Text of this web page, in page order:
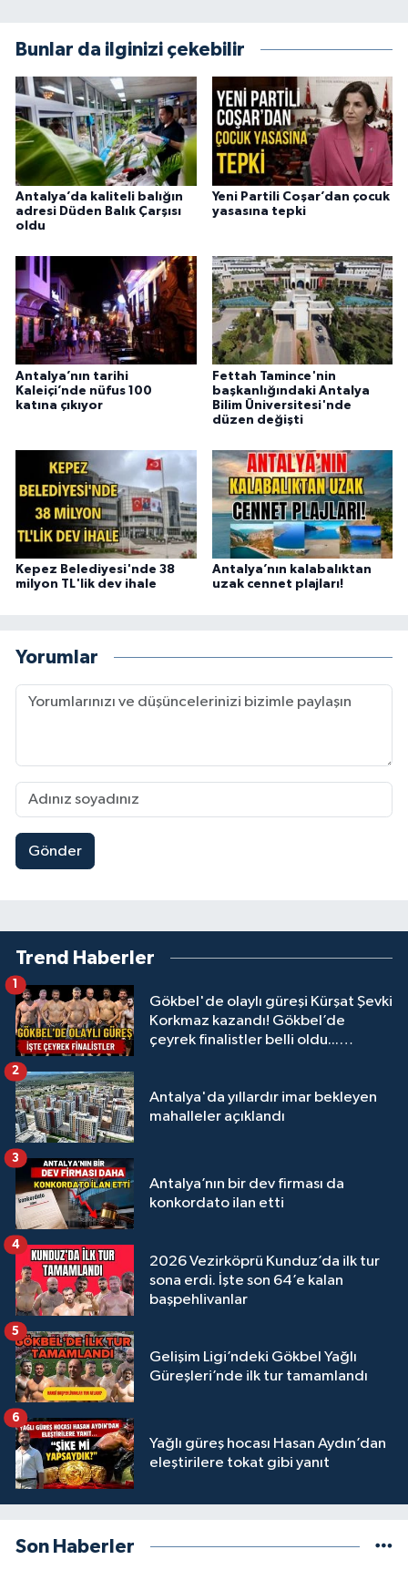
Bunlar da ilginizi çekebilir
Antalya’da kaliteli balığın
adresi Düden Balık Çarşısı
oldu
Yeni Partili Coşar’dan çocuk
yasasına tepki
Antalya’nın tarihi
Kaleiçi’nde nüfus 100
katına çıkıyor
Fettah Tamince'nin
başkanlığındaki Antalya
Bilim Üniversitesi'nde
düzen değişti
Kepez Belediyesi'nde 38
milyon TL'lik dev ihale
Antalya’nın kalabalıktan
uzak cennet plajları!
Yorumlar
Gönder
Trend Haberler
Gökbel'de olaylı güreşi Kürşat Şevki
Korkmaz kazandı! Gökbel’de
çeyrek finalistler belli oldu...
Antalya'da yıllardır imar bekleyen
mahalleler açıklandı
2
Antalya’nın bir dev firması da
konkordato ilan etti
3
2026 Vezirköprü Kunduz’da ilk tur
sona erdi. İşte son 64’e kalan
başpehlivanlar
4
Gelişim Ligi’ndeki Gökbel Yağlı
Güreşleri’nde ilk tur tamamlandı
5
Yağlı güreş hocası Hasan Aydın’dan
eleştirilere tokat gibi yanıt
6
Son Haberler